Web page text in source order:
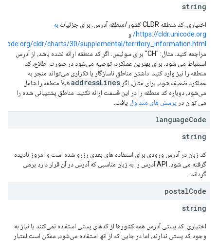
string
اختیاری. کد منطقه CLDR کشور/منطقه آدرس. برای جزئیات
به
https://cldr.unicode.org/
و
cldr/charts/30/supplemental/territory_information.html
مراجعه کنید. مثال: "CH" برای سوئیس. اگر کد منطقه ارائه نشده باشد، از آدرس
استنباط می شود. برای بهترین عملکرد، توصیه می‌شود در صورت اطلاع، کد
منطقه را نیز وارد کنید. داشتن مناطق ناسازگار یا تکراری می‌تواند منجر به
عملکرد ضعیف شود، برای مثال، اگر addressLinesقبلاً منطقه را شامل
می‌شود، دوباره کد منطقه را در این قسمت ارائه نکنید. مناطق پشتیبانی شده را
می توان در پرسش های متداول یافت.
languageCode
string
کد زبان در آدرس ورودی برای استفاده های بعدی رزرو شده است و امروز نادیده
گرفته می شود. API آدرس را به زبان مناسبی که آدرس در آن قرار دارد برمی
گرداند.
postalCode
string
اختیاری. کد پستی آدرس همه کشورها از کدهای پستی استفاده نمی‌کنند یا نیاز به
وجود کد پستی ندارند، اما در جایی که از آنها استفاده می‌شود، ممکن است اعتبار